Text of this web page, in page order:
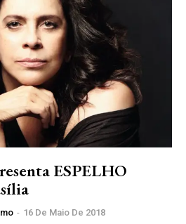
ESPELHO
- 16 De Maio De 2018